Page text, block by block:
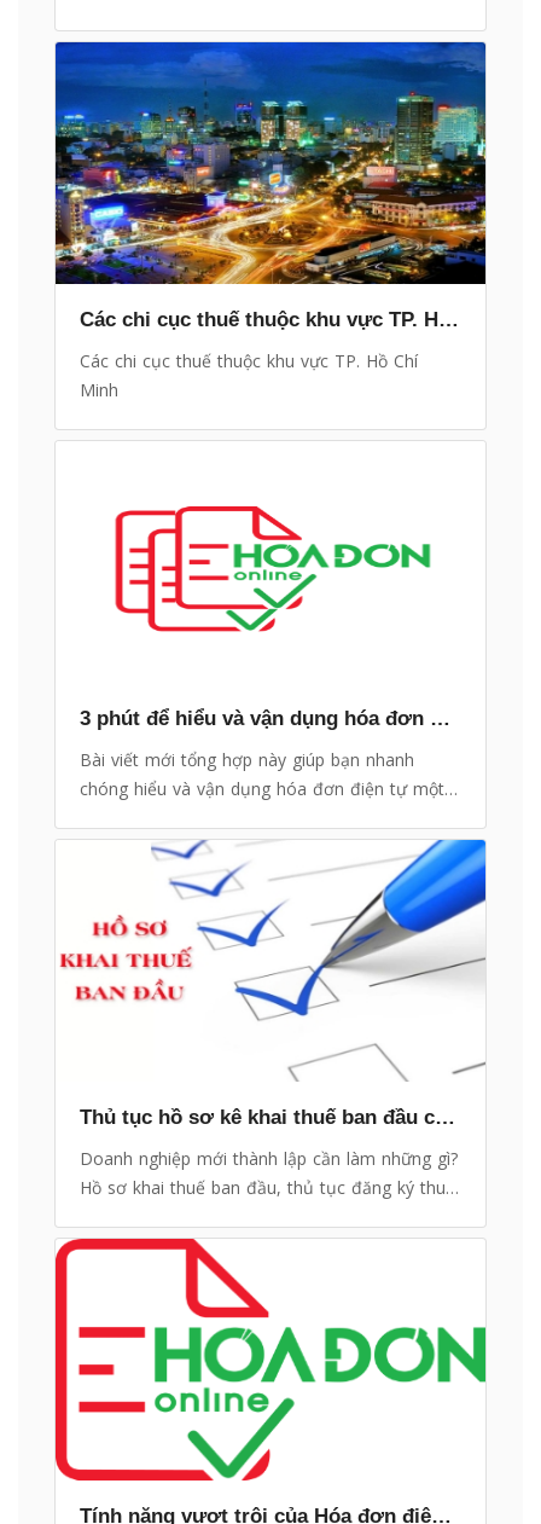
Các chi cục thuế thuộc khu vực TP. Hồ Chí Minh
Các chi cục thuế thuộc khu vực TP. Hồ Chí
Minh
3 phút để hiểu và vận dụng hóa đơn điện tử một cách hiệu quả
Bài viết mới tổng hợp này giúp bạn nhanh
chóng hiểu và vận dụng hóa đơn điện tự một
chia sẻ trong bài viết gồm: Lợi ích của việc vận
dụng hóa đơn điện tử, Hiểu đúng về hóa đơn
điện tử, Những vấn đề thường gặp liên quan
đến hóa đơn điện tử, Hóa đơn điện tử trong
bối cảnh bùng nổ của thương mại điện tử.
Thủ tục hồ sơ kê khai thuế ban đầu cho Công ty mới thành lập
Doanh nghiệp mới thành lập cần làm những gì?
Hồ sơ khai thuế ban đầu, thủ tục đăng ký thuế
dẫn thủ tục khai thuế ban đầu cho Công ty mới
Tính năng vượt trội của Hóa đơn điện tử eHoaDon Online